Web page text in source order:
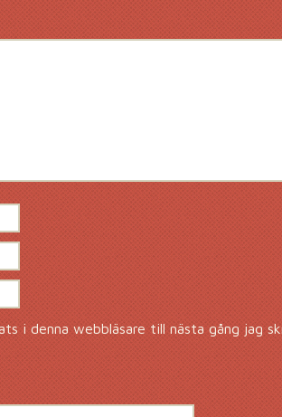
i denna webbläsare till nästa gång jag